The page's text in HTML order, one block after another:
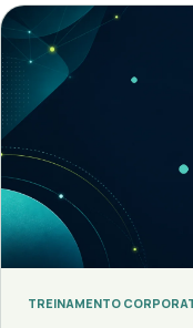
resultados. Definindo
é um conceito que se
TREINAMENTO